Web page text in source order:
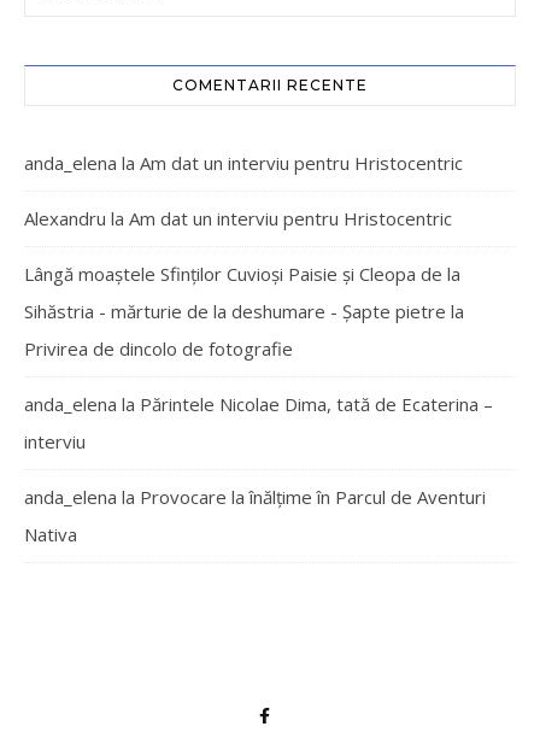
COMENTARII RECENTE
anda_elena la Am dat un interviu pentru Hristocentric
Alexandru la Am dat un interviu pentru Hristocentric
Lângă moaștele Sfinților Cuvioși Paisie și Cleopa de la
Sihăstria - mărturie de la deshumare - Şapte pietre la
Privirea de dincolo de fotografie
anda_elena la Părintele Nicolae Dima, tată de Ecaterina –
interviu
anda_elena la Provocare la înălțime în Parcul de Aventuri
Nativa